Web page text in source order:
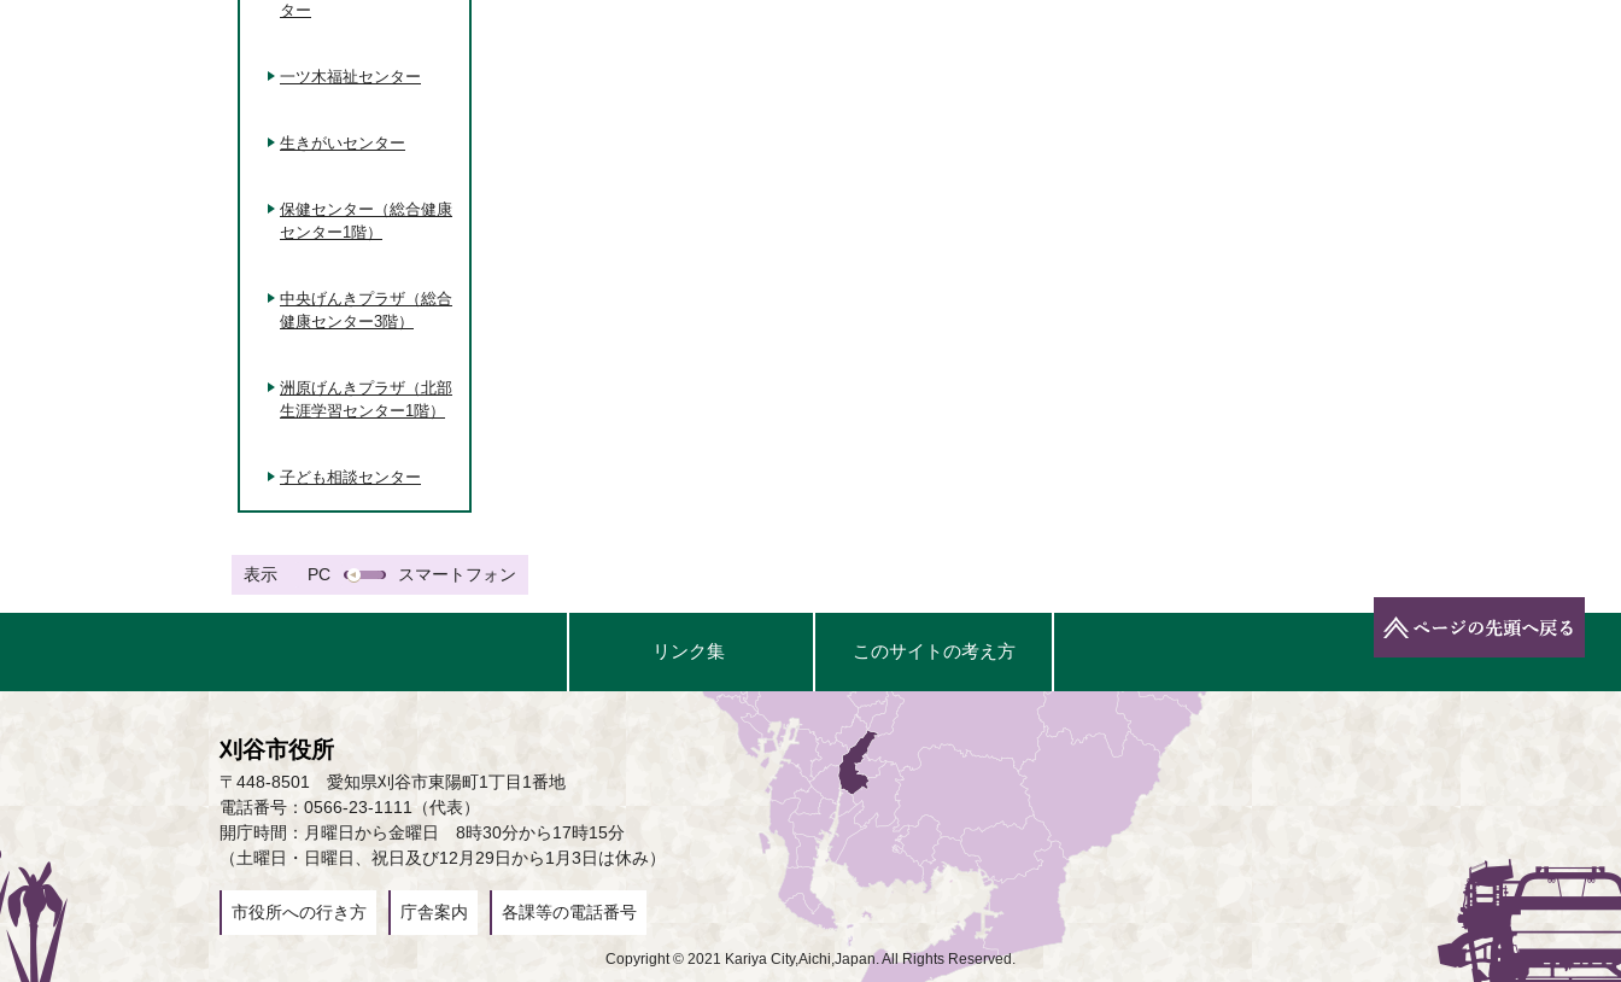
ター
一ツ木福祉センター
生きがいセンター
保健センター（総合健康
センター1階）
中央げんきプラザ（総合
健康センター3階）
洲原げんきプラザ（北部
生涯学習センター1階）
子ども相談センター
表示 PC スマートフォン
リンク集 このサイトの考え方
刈谷市役所
〒448-8501 愛知県刈谷市東陽町1丁目1番地
電話番号：0566-23-1111（代表）
開庁時間：月曜日から金曜日 8時30分から17時15分
（土曜日・日曜日、祝日及び12月29日から1月3日は休み）
市役所への行き方 庁舎案内 各課等の電話番号
Copyright © 2021 Kariya City,Aichi,Japan. All Rights Reserved.